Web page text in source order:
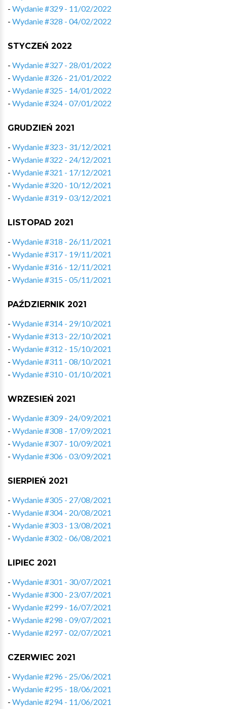
- Wydanie #329 - 11/02/2022
- Wydanie #328 - 04/02/2022
STYCZEŃ 2022
- Wydanie #327 - 28/01/2022
- Wydanie #326 - 21/01/2022
- Wydanie #325 - 14/01/2022
- Wydanie #324 - 07/01/2022
GRUDZIEŃ 2021
- Wydanie #323 - 31/12/2021
- Wydanie #322 - 24/12/2021
- Wydanie #321 - 17/12/2021
- Wydanie #320 - 10/12/2021
- Wydanie #319 - 03/12/2021
LISTOPAD 2021
- Wydanie #318 - 26/11/2021
- Wydanie #317 - 19/11/2021
- Wydanie #316 - 12/11/2021
- Wydanie #315 - 05/11/2021
PAŹDZIERNIK 2021
- Wydanie #314 - 29/10/2021
- Wydanie #313 - 22/10/2021
- Wydanie #312 - 15/10/2021
- Wydanie #311 - 08/10/2021
- Wydanie #310 - 01/10/2021
WRZESIEŃ 2021
- Wydanie #309 - 24/09/2021
- Wydanie #308 - 17/09/2021
- Wydanie #307 - 10/09/2021
- Wydanie #306 - 03/09/2021
SIERPIEŃ 2021
- Wydanie #305 - 27/08/2021
- Wydanie #304 - 20/08/2021
- Wydanie #303 - 13/08/2021
- Wydanie #302 - 06/08/2021
LIPIEC 2021
- Wydanie #301 - 30/07/2021
- Wydanie #300 - 23/07/2021
- Wydanie #299 - 16/07/2021
- Wydanie #298 - 09/07/2021
- Wydanie #297 - 02/07/2021
CZERWIEC 2021
- Wydanie #296 - 25/06/2021
- Wydanie #295 - 18/06/2021
- Wydanie #294 - 11/06/2021